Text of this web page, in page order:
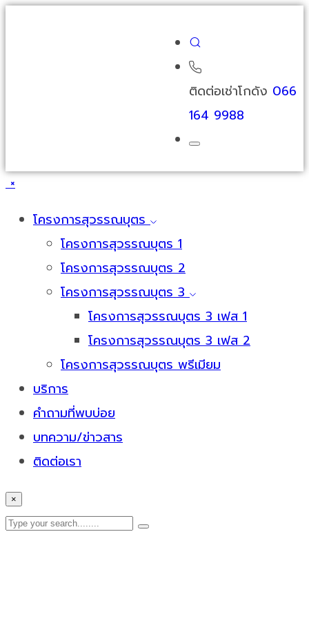
ติดต่อเช่าโกดัง 066
164 9988
×
โครงการสุวรรณบุตร
โครงการสุวรรณบุตร 1
โครงการสุวรรณบุตร 2
โครงการสุวรรณบุตร 3
โครงการสุวรรณบุตร 3 เฟส 1
โครงการสุวรรณบุตร 3 เฟส 2
โครงการสุวรรณบุตร พรีเมียม
บริการ
คำถามที่พบบ่อย
บทความ/ข่าวสาร
ติดต่อเรา
×